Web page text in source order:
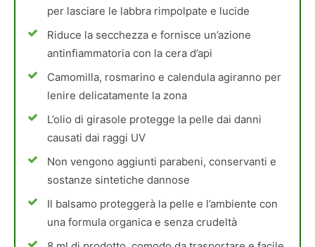
per lasciare le labbra rimpolpate e lucide
Riduce la secchezza e fornisce un’azione
antinfiammatoria con la cera d’api
Camomilla, rosmarino e calendula agiranno per
lenire delicatamente la zona
L’olio di girasole protegge la pelle dai danni
causati dai raggi UV
Non vengono aggiunti parabeni, conservanti e
sostanze sintetiche dannose
Il balsamo proteggerà la pelle e l’ambiente con
una formula organica e senza crudeltà